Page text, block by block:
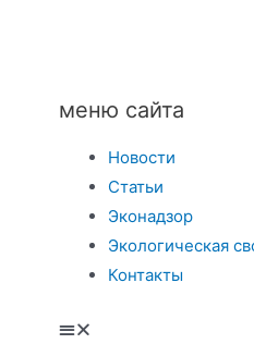
меню сайта
Новости
Статьи
Эконадзор
Экологическая
Контакты